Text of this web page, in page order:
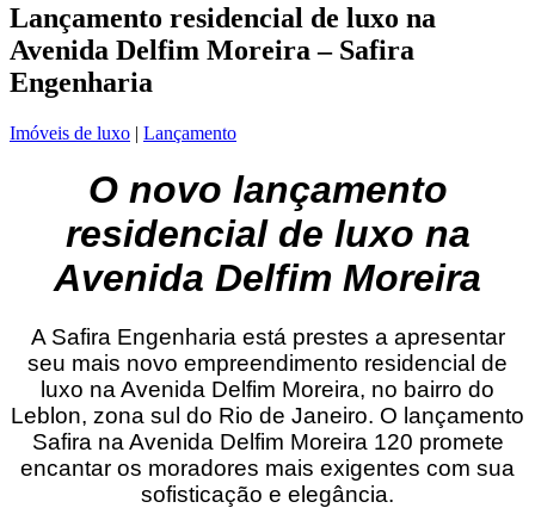
Lançamento residencial de luxo na
Avenida Delfim Moreira – Safira
Engenharia
Imóveis de luxo | Lançamento
O novo lançamento
residencial de luxo na
Avenida Delfim Moreira
A Safira Engenharia está prestes a apresentar
seu mais novo empreendimento residencial de
luxo na Avenida Delfim Moreira, no bairro do
Leblon, zona sul do Rio de Janeiro. O lançamento
Safira na Avenida Delfim Moreira 120 promete
encantar os moradores mais exigentes com sua
sofisticação e elegância.